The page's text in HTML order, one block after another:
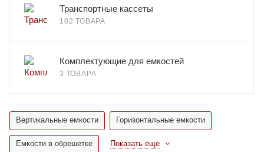
Транспортные кассеты
102 ТОВАРА
Комплектующие для емкостей
3 ТОВАРА
Вертикальные емкости Горизонтальные емкости
Емкости в обрешетке Показать еще